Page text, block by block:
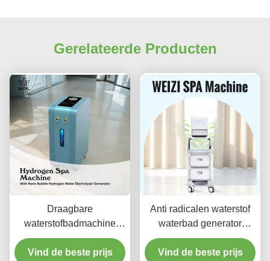
Gerelateerde Producten
Draagbare
waterstofbadmachine
ontstekingsremmend
multifunctioneel
Vind de beste prijs
Anti radicalen waterstof
waterbad generator
machine DC12V Anti-
aging
Vind de beste prijs